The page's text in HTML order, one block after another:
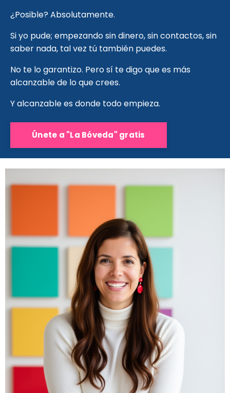
¿Posible? Absolutamente.
Si yo pude; empezando sin dinero, sin contactos, sin
saber nada, tal vez tú también puedes.
No te lo garantizo. Pero sí te digo que es más
alcanzable de lo que crees.
Y alcanzable es donde todo empieza.
Únete a "La Bóveda" gratis